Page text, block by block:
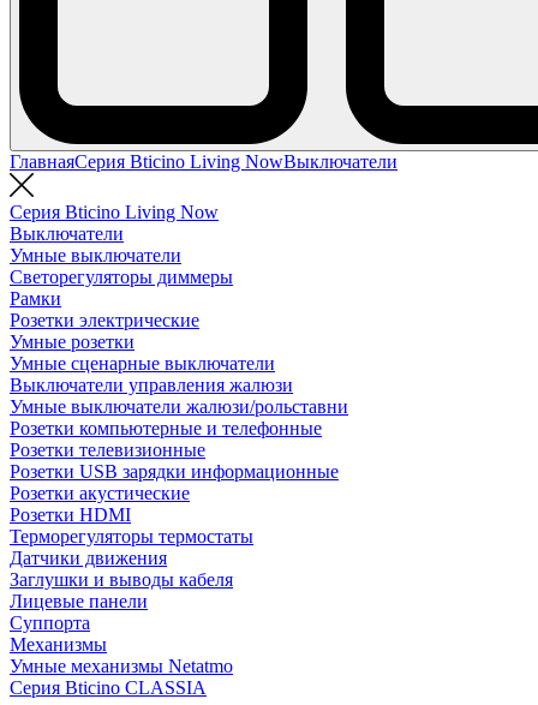
ГлавнаяСерия Bticino Living NowВыключатели
Серия Bticino Living Now
Выключатели
Умные выключатели
Светорегуляторы диммеры
Рамки
Розетки электрические
Умные розетки
Умные сценарные выключатели
Выключатели управления жалюзи
Умные выключатели жалюзи/рольставни
Розетки компьютерные и телефонные
Розетки телевизионные
Розетки USB зарядки информационные
Розетки акустические
Розетки HDMI
Терморегуляторы термостаты
Датчики движения
Заглушки и выводы кабеля
Лицевые панели
Суппорта
Механизмы
Умные механизмы Netatmo
Серия Bticino CLASSIA